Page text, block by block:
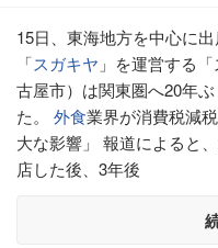
15日、東海地方を中心に
「スガキヤ 」を運営する
古屋市）は関東圏へ20年
た。 外食業界が消費税減
大な影響」 報道によると
店した後、3年後